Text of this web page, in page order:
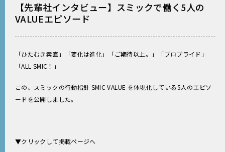
社長メッセージ
SMICのこと
【先輩社インタビュー】スミックで働く5人の
VALUEエピソード
「ひたむき素直」「変化は進化」「ご期待以上。」「プロプライド」
「ALL SMIC！」
この、スミックの行動指針 SMIC VALUE を体現化している5人のエピソ
ードを公開しました。
▼クリックして掲載ページへ